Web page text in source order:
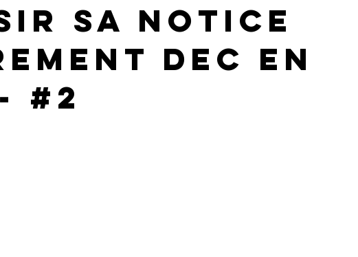
coaching notice d'agrément dec coaching notice dec
DE soutenance DEC
SA NOTICE
DEC EN
#2